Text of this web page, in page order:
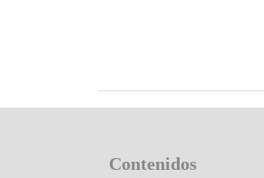
Contenidos